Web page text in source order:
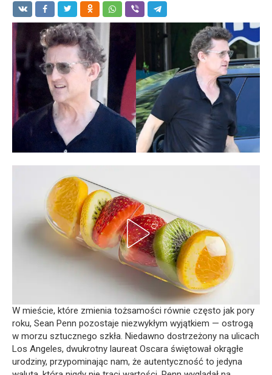
W mieście, które zmienia tożsamości równie często jak pory
roku, Sean Penn pozostaje niezwykłym wyjątkiem — ostrogą
w morzu sztucznego szkła. Niedawno dostrzeżony na ulicach
Los Angeles, dwukrotny laureat Oscara świętował okrągłe
urodziny, przypominając nam, że autentyczność to jedyna